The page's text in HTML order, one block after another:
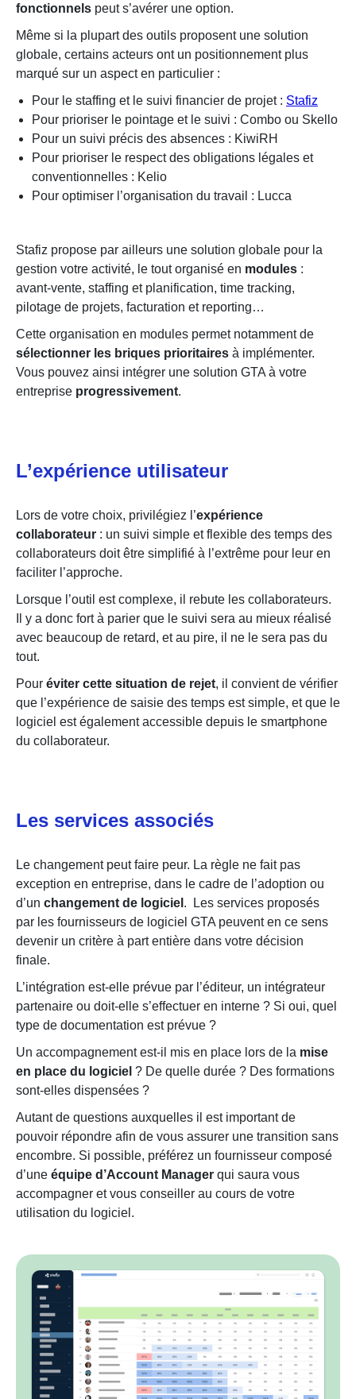
fonctionnels peut s’avérer une option.
Même si la plupart des outils proposent une solution
globale, certains acteurs ont un positionnement plus
marqué sur un aspect en particulier :
Pour le staffing et le suivi financier de projet : Stafiz
Pour prioriser le pointage et le suivi : Combo ou Skello
Pour un suivi précis des absences : KiwiRH
Pour prioriser le respect des obligations légales et
conventionnelles : Kelio
Pour optimiser l’organisation du travail : Lucca
Stafiz propose par ailleurs une solution globale pour la
gestion votre activité, le tout organisé en modules :
avant-vente, staffing et planification, time tracking,
pilotage de projets, facturation et reporting…
Cette organisation en modules permet notamment de
sélectionner les briques prioritaires à implémenter.
Vous pouvez ainsi intégrer une solution GTA à votre
entreprise progressivement.
L’expérience utilisateur
Lors de votre choix, privilégiez l’expérience
collaborateur : un suivi simple et flexible des temps des
collaborateurs doit être simplifié à l’extrême pour leur en
faciliter l’approche.
Lorsque l’outil est complexe, il rebute les collaborateurs.
Il y a donc fort à parier que le suivi sera au mieux réalisé
avec beaucoup de retard, et au pire, il ne le sera pas du
tout.
Pour éviter cette situation de rejet, il convient de vérifier
que l’expérience de saisie des temps est simple, et que le
logiciel est également accessible depuis le smartphone
du collaborateur.
Les services associés
Le changement peut faire peur. La règle ne fait pas
exception en entreprise, dans le cadre de l’adoption ou
d’un changement de logiciel .
Les services proposés
par les fournisseurs de logiciel GTA peuvent en ce sens
devenir un critère à part entière dans votre décision
finale.
L’intégration est-elle prévue par l’éditeur, un intégrateur
partenaire ou doit-elle s’effectuer en interne ? Si oui, quel
type de documentation est prévue ?
Un accompagnement est-il mis en place lors de la mise
en place du logiciel ? De quelle durée ? Des formations
sont-elles dispensées ?
Autant de questions auxquelles il est important de
pouvoir répondre afin de vous assurer une transition sans
encombre. Si possible, préférez un fournisseur composé
d’une équipe d’Account Manager qui saura vous
accompagner et vous conseiller au cours de votre
utilisation du logiciel.